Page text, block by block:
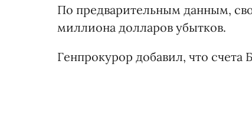
По предварительным данным,
миллиона долларов убытков.
Генпрокурор добавил, что